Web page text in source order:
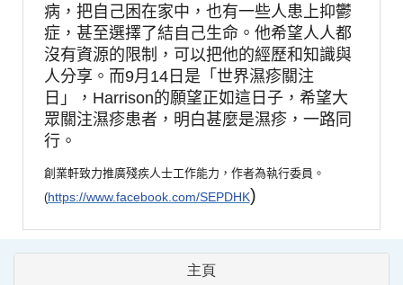
病，把自己困在家中，也有一些人患上抑鬱
症，甚至選擇了結自己生命。他希望人人都
沒有資源的限制，可以把他的經歷和知識與
人分享。而9月 14日是「世界濕疹關注
日」， Harrison的願望正如這日子，希望大
眾關注濕疹患者，明白甚麼是濕疹，一路同
行。
創業軒致力推廣殘疾人士工作能力，作者為執行委員。
(https://www.facebook.com/SEPDHK)
主頁